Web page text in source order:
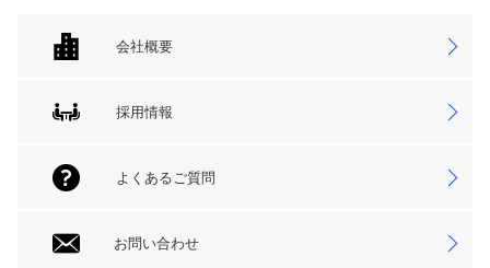
会社概要
採用情報
よくあるご質問
お問い合わせ